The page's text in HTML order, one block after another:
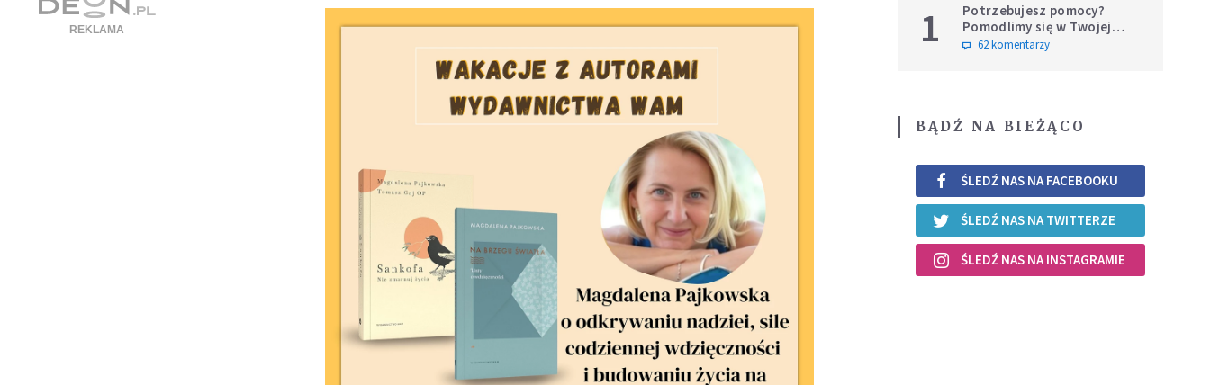
1
Potrzebujesz pomocy?
Pomodlimy się w Twojej
intencji
62 komentarzy
BĄDŹ NA BIEŻĄCO
ŚLEDŹ NAS NA FACEBOOKU
ŚLEDŹ NAS NA TWITTERZE
ŚLEDŹ NAS NA INSTAGRAMIE